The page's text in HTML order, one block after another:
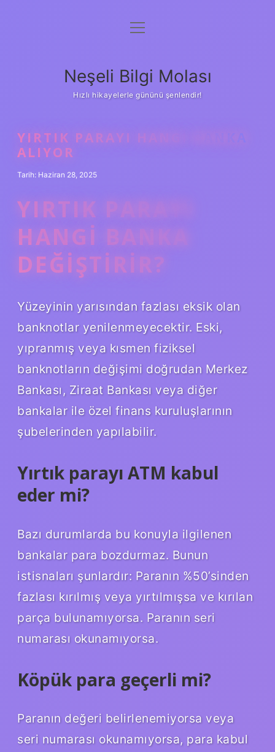
Anasayfa
Yasal Uyarı
menüyü
Neşeli Bilgi Molası
Hızlı hikayelerle gününü şenlendir!
YIRTIK PARAYI HANGI BANKA
ALIYOR
Tarih: Haziran 28, 2025
YIRTIK PARAYI
HANGI BANKA
DEĞIŞTIRIR?
Yüzeyinin yarısından fazlası eksik olan
banknotlar yenilenmeyecektir. Eski,
yıpranmış veya kısmen fiziksel
banknotların değişimi doğrudan Merkez
Bankası, Ziraat Bankası veya diğer
bankalar ile özel finans kuruluşlarının
şubelerinden yapılabilir.
Yırtık parayı ATM kabul
eder mi?
Bazı durumlarda bu konuyla ilgilenen
bankalar para bozdurmaz. Bunun
istisnaları şunlardır: Paranın %50’sinden
fazlası kırılmış veya yırtılmışsa ve kırılan
parça bulunamıyorsa. Paranın seri
numarası okunamıyorsa.
Köpük para geçerli mi?
Paranın değeri belirlenemiyorsa veya
seri numarası okunamıyorsa, para kabul